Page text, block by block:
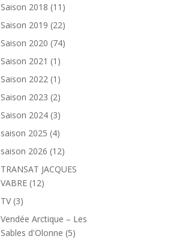
Saison 2018 (11)
Saison 2019 (22)
Saison 2020 (74)
Saison 2021 (1)
Saison 2022 (1)
Saison 2023 (2)
Saison 2024 (3)
saison 2025 (4)
saison 2026 (12)
TRANSAT JACQUES
VABRE (12)
TV(3)
Vendée Arctique – Les
Sables d'Olonne (5)